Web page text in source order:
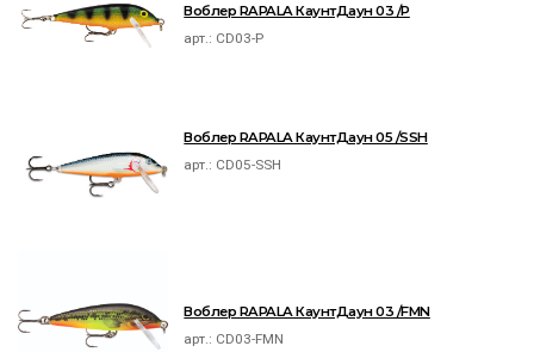
Воблер RAPALA КаунтДаун 03 /P
арт.: CD03-P
Воблер RAPALA КаунтДаун 05 /SSH
арт.: CD05-SSH
Воблер RAPALA КаунтДаун 03 /FMN
арт.: CD03-FMN